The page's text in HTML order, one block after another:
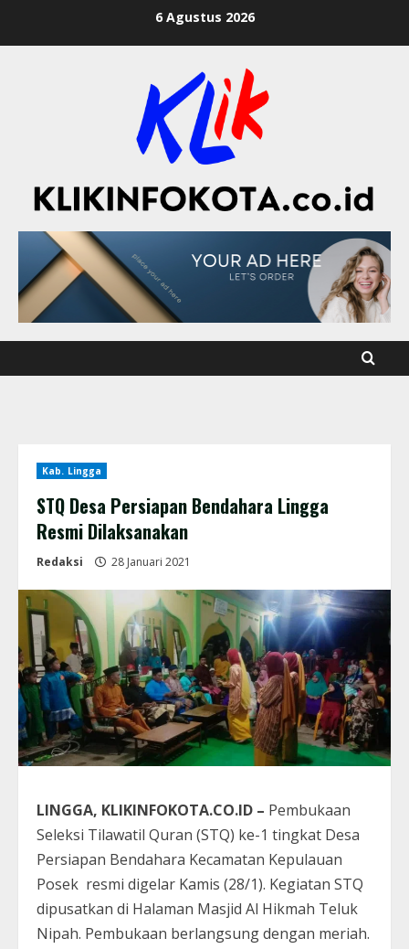
6 Agustus 2026
Kab. Lingga
STQ Desa Persiapan Bendahara Lingga
Resmi Dilaksanakan
Redaksi 28 Januari 2021
LINGGA, KLIKINFOKOTA.CO.ID – Pembukaan
Seleksi Tilawatil Quran (STQ) ke-1 tingkat Desa
Persiapan Bendahara Kecamatan Kepulauan
Posek resmi digelar Kamis (28/1). Kegiatan STQ
dipusatkan di Halaman Masjid Al Hikmah Teluk
Nipah. Pembukaan berlangsung dengan meriah.